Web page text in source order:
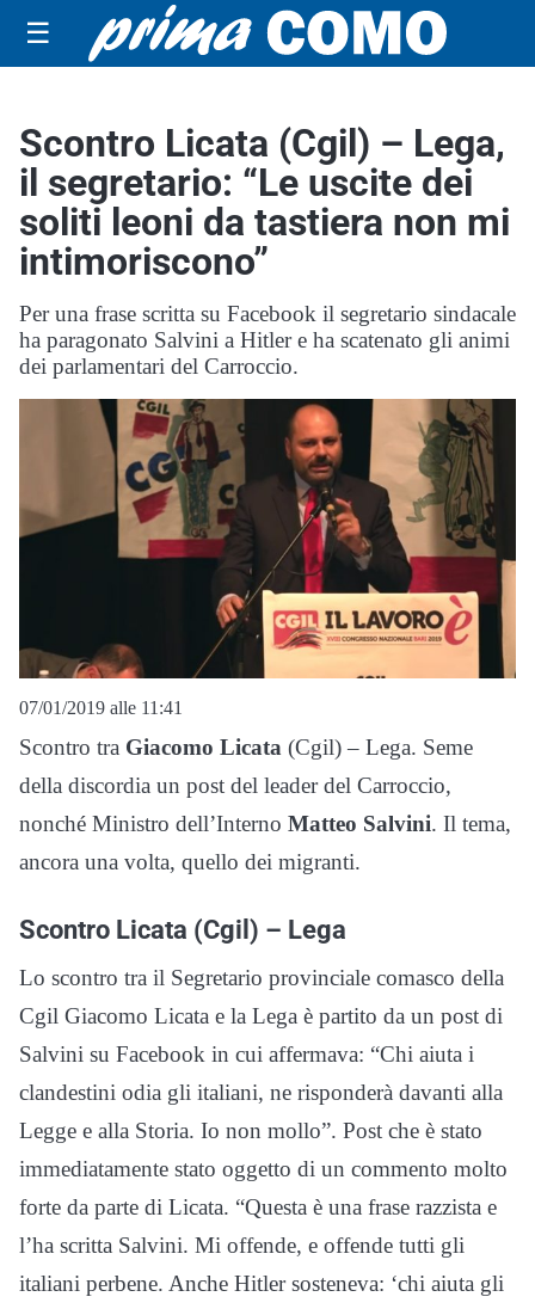
☰
Scontro Licata (Cgil) – Lega,
il segretario: “Le uscite dei
soliti leoni da tastiera non mi
intimoriscono”
Per una frase scritta su Facebook il segretario sindacale
ha paragonato Salvini a Hitler e ha scatenato gli animi
dei parlamentari del Carroccio.
07/01/2019 alle 11:41
Scontro tra Giacomo Licata (Cgil) – Lega. Seme
della discordia un post del leader del Carroccio,
nonché Ministro dell’Interno Matteo Salvini. Il tema,
ancora una volta, quello dei migranti.
Scontro Licata (Cgil) – Lega
Lo scontro tra il Segretario provinciale comasco della
Cgil Giacomo Licata e la Lega è partito da un post di
Salvini su Facebook in cui affermava: “Chi aiuta i
clandestini odia gli italiani, ne risponderà davanti alla
Legge e alla Storia. Io non mollo”. Post che è stato
immediatamente stato oggetto di un commento molto
forte da parte di Licata. “Questa è una frase razzista e
l’ha scritta Salvini. Mi offende, e offende tutti gli
italiani perbene. Anche Hitler sosteneva: ‘chi aiuta gli